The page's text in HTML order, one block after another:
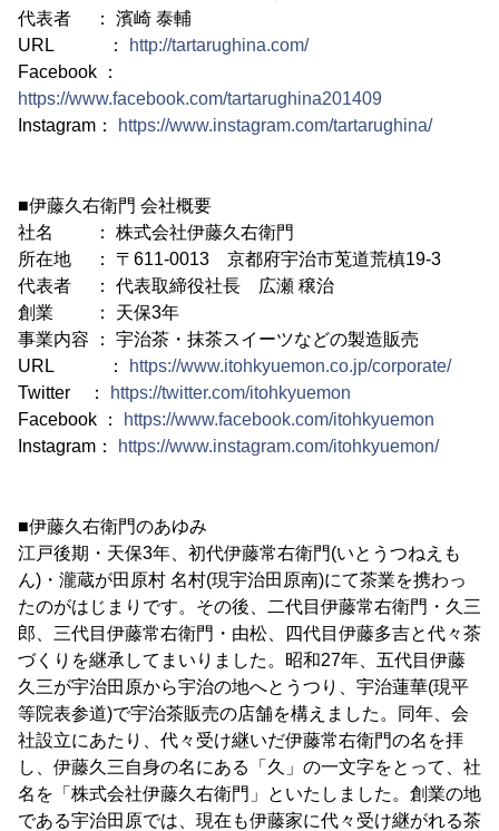
代表者 ： 濱崎 泰輔
URL ：
http://tartarughina.com/
Facebook ：
https://www.facebook.com/tartarughina201409
Instagram：
https://www.instagram.com/tartarughina/
■伊藤久右衛門 会社概要
社名 ： 株式会社伊藤久右衛門
所在地 ： 〒611-0013 京都府宇治市莵道荒槙19-3
代表者 ： 代表取締役社長 広瀬 穣治
創業 ： 天保3年
事業内容 ： 宇治茶・抹茶スイーツなどの製造販売
URL ：
https://www.itohkyuemon.co.jp/corporate/
Twitter ：
https://twitter.com/itohkyuemon
Facebook ：
https://www.facebook.com/itohkyuemon
Instagram：
https://www.instagram.com/itohkyuemon/
■伊藤久右衛門のあゆみ
江戸後期・天保3年、初代伊藤常右衛門(いとうつねえも
ん)・瀧蔵が田原村 名村(現宇治田原南)にて茶業を携わっ
たのがはじまりです。その後、二代目伊藤常右衛門・久三
郎、三代目伊藤常右衛門・由松、四代目伊藤多吉と代々茶
づくりを継承してまいりました。昭和27年、五代目伊藤
久三が宇治田原から宇治の地へとうつり、宇治蓮華(現平
等院表参道)で宇治茶販売の店舗を構えました。同年、会
社設立にあたり、代々受け継いだ伊藤常右衛門の名を拝
し、伊藤久三自身の名にある「久」の一文字をとって、社
名を「株式会社伊藤久右衛門」といたしました。創業の地
である宇治田原では、現在も伊藤家に代々受け継がれる茶